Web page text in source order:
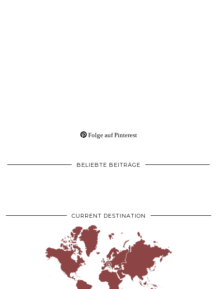
Folge auf Pinterest
BELIEBTE BEITRÄGE
CURRENT DESTINATION